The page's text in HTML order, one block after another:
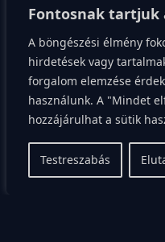
Fontosnak tartjuk
A böngészési élmény
hirdetések vagy
forgalom elemzése
használunk. A "Mindet
hozzájárulhat a sütik
Testreszabás
Sokan alábecsülik a
elősegíti a
Ráadásul, gyakran
összetévesztjük a
gyakran segíthet
megakadályozni a